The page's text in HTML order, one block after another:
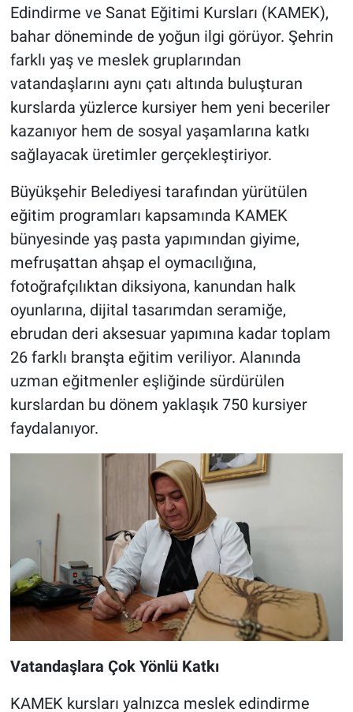
Edindirme ve Sanat Eğitimi Kursları (KAMEK),
bahar döneminde de yoğun ilgi görüyor. Şehrin
farklı yaş ve meslek gruplarından
vatandaşlarını aynı çatı altında buluşturan
kurslarda yüzlerce kursiyer hem yeni beceriler
kazanıyor hem de sosyal yaşamlarına katkı
sağlayacak üretimler gerçekleştiriyor.
Büyükşehir Belediyesi tarafından yürütülen
eğitim programları kapsamında KAMEK
bünyesinde yaş pasta yapımından giyime,
mefruşattan ahşap el oymacılığına,
fotoğrafçılıktan diksiyona, kanundan halk
oyunlarına, dijital tasarımdan seramiğe,
ebrudan deri aksesuar yapımına kadar toplam
26 farklı branşta eğitim veriliyor. Alanında
uzman eğitmenler eşliğinde sürdürülen
kurslardan bu dönem yaklaşık 750 kursiyer
faydalanıyor.
Vatandaşlara Çok Yönlü Katkı
KAMEK kursları yalnızca meslek edindirme